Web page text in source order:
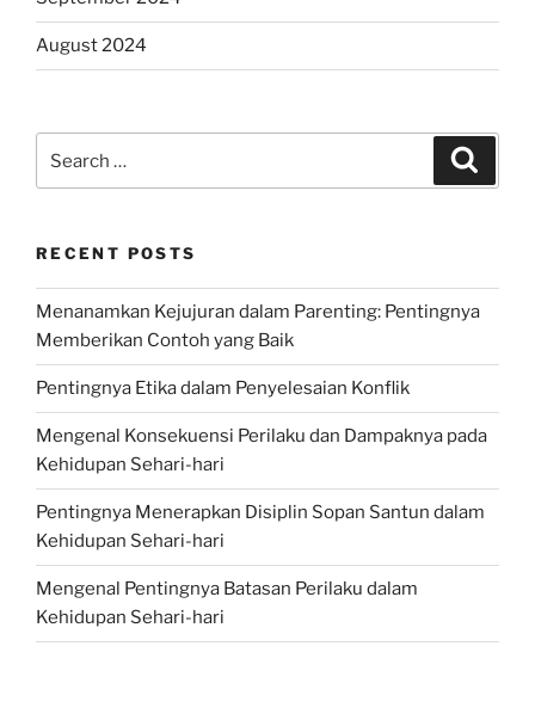
August 2024
for:
RECENT POSTS
Menanamkan Kejujuran dalam Parenting: Pentingnya
Memberikan Contoh yang Baik
Pentingnya Etika dalam Penyelesaian Konflik
Mengenal Konsekuensi Perilaku dan Dampaknya pada
Kehidupan Sehari-hari
Pentingnya Menerapkan Disiplin Sopan Santun dalam
Kehidupan Sehari-hari
Mengenal Pentingnya Batasan Perilaku dalam
Kehidupan Sehari-hari